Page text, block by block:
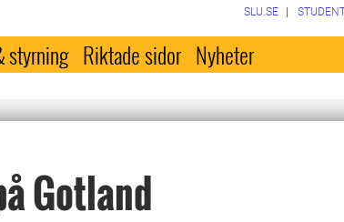
SLU.SE
styrning Riktade sidor Nyheter
Gotland